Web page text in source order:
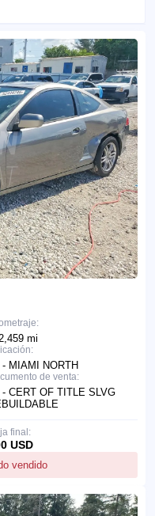
mi
- MIAMI NORTH
de venta:
- CERT OF TITLE SLVG
vendido
final:
USD